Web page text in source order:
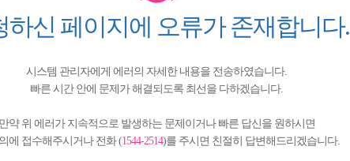
하신 페이지에 오류가 존재합니다.
시스템 관리자에게 에러의 자세한 내용을 전송하였습니다.
빠른 시간 안에 문제가 해결되도록 최선을 다하겠습니다.
만약 위 에러가 지속적으로 발생하는 문제이거나 빠른 답신을 원하시면
에 접수해주시거나 전화 (1544-2514)를 주시면 친절히 답변해드리겠습니다.